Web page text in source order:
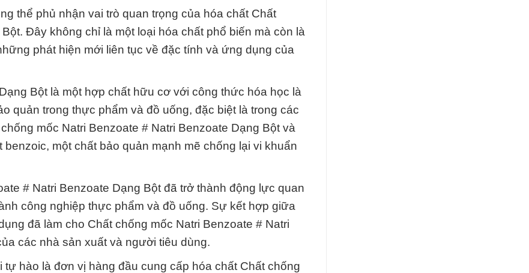
thể phủ nhận vai trò quan trọng của hóa chất Chất
Đây không chỉ là một loại hóa chất phổ biến mà còn là
phát hiện mới liên tục về đặc tính và ứng dụng của
Bột là một hợp chất hữu cơ với công thức hóa học là
quản trong thực phẩm và đồ uống, đặc biệt là trong các
mốc Natri Benzoate # Natri Benzoate Dạng Bột và
một chất bảo quản mạnh mẽ chống lại vi khuẩn
# Natri Benzoate Dạng Bột đã trở thành động lực quan
công nghiệp thực phẩm và đồ uống. Sự kết hợp giữa
đã làm cho Chất chống mốc Natri Benzoate # Natri
các nhà sản xuất và người tiêu dùng.
hào là đơn vị hàng đầu cung cấp hóa chất Chất chống